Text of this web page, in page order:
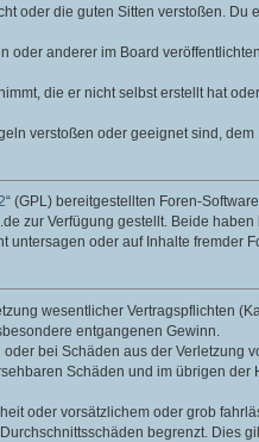
oder die guten Sitten verstoßen.
anderer im Board
die er nicht selbst erstellt hat
verstoßen oder geeignet sind,
“ (GPL) bereitgestellten Foren-
zur Verfügung gestellt. Beide
untersagen oder auf Inhalte fremder
wesentlicher Vertragspflichten
entgangenen Gewinn.
bei Schäden aus der Verletzung
Schäden und im übrigen
oder vorsätzlichem oder grob
begrenzt. Dies